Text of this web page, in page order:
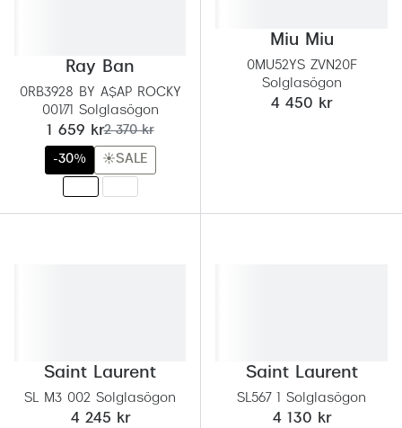
Ray Ban
0RB3928 BY A$AP ROCKY
001/71 Solglasögon
nu:
1 659 krtidigare pris:
2 370 kr
-30% ☀️SALE
Miu Miu
0MU52YS ZVN20F
Solglasögon
4 450 kr
Saint Laurent
SL M3 002 Solglasögon
4 245 kr
Saint Laurent
SL567 1 Solglasögon
4 130 kr